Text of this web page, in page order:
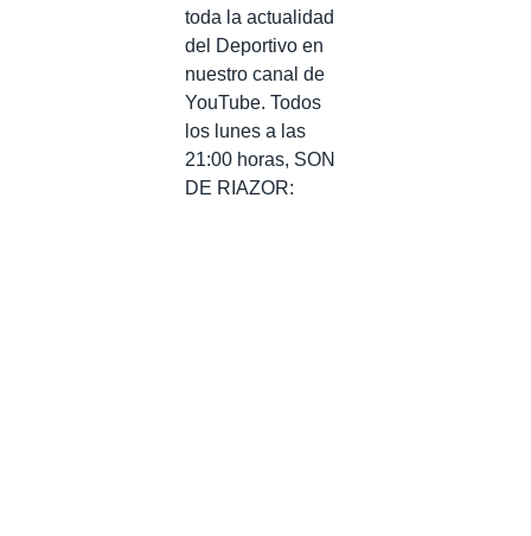
toda la actualidad
del Deportivo en
nuestro canal de
YouTube. Todos
los lunes a las
21:00 horas, SON
DE RIAZOR: